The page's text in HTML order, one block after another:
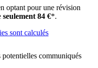
optant pour une révision
seulement 84 €*.
sont calculés
communiqués